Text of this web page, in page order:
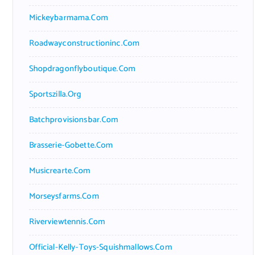
Mickeybarmama.com
Roadwayconstructioninc.com
Shopdragonflyboutique.com
Sportszilla.org
Batchprovisionsbar.com
Brasserie-Gobette.com
Musicrearte.com
Morseysfarms.com
Riverviewtennis.com
Official-Kelly-Toys-Squishmallows.com